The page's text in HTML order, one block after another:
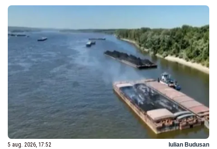
5 aug. 2026, 17:52 Iulian Budusan